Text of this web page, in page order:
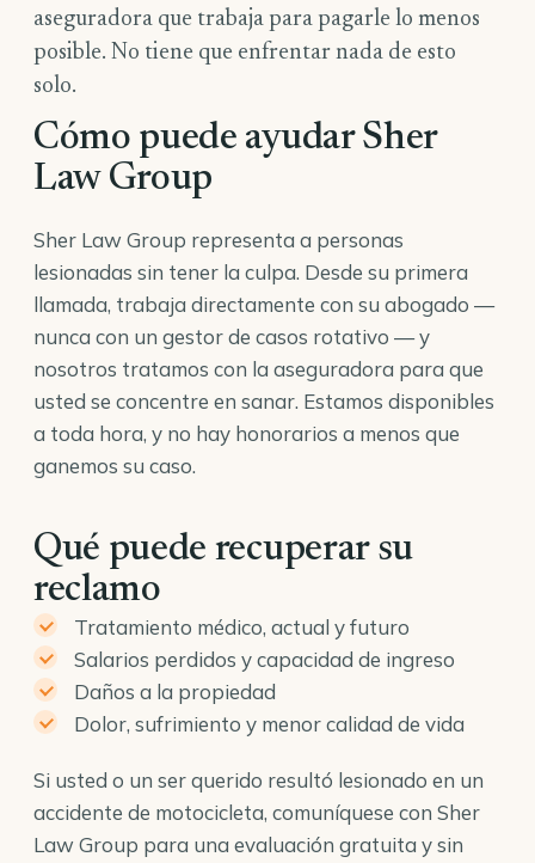
aseguradora que trabaja para pagarle lo menos
posible. No tiene que enfrentar nada de esto
solo.
Cómo puede ayudar Sher
Law Group
Sher Law Group representa a personas
lesionadas sin tener la culpa. Desde su primera
llamada, trabaja directamente con su abogado —
nunca con un gestor de casos rotativo — y
nosotros tratamos con la aseguradora para que
usted se concentre en sanar. Estamos disponibles
a toda hora, y no hay honorarios a menos que
ganemos su caso.
Qué puede recuperar su
reclamo
Tratamiento médico, actual y futuro
Salarios perdidos y capacidad de ingreso
Daños a la propiedad
Dolor, sufrimiento y menor calidad de vida
Si usted o un ser querido resultó lesionado en un
accidente de motocicleta, comuníquese con Sher
Law Group para una evaluación gratuita y sin